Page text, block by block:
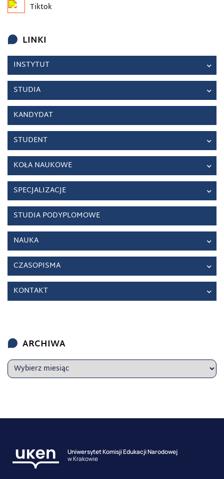
Tiktok
LINKI
INSTYTUT
STUDIA
KANDYDAT
STUDENT
KOŁA NAUKOWE
SPECJALIZACJE
STUDIA PODYPLOMOWE
NAUKA
CZASOPISMA
KONTAKT
ARCHIWA
Uniwersytet Komisji Edukacji Narodowej
w Krakowie